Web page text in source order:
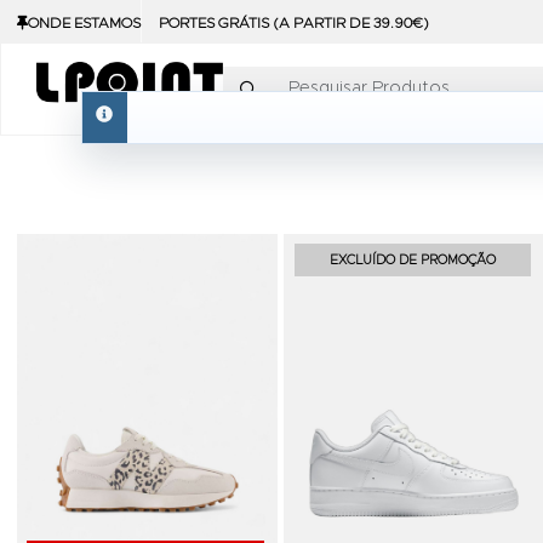
ONDE ESTAMOS PORTES GRÁTIS (A PARTIR DE 39.90€)
Pesquisar Produtos
info
Adicionar aos Favoritos
EXCLUÍDO DE PROMOÇÃO